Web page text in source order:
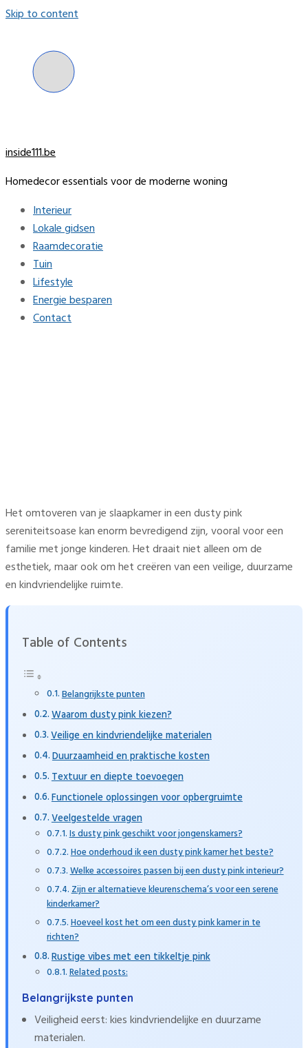
Skip to content
inside111.be
Homedecor essentials voor de moderne woning
Interieur
Lokale gidsen
Raamdecoratie
Tuin
Lifestyle
Energie besparen
Contact
Het omtoveren van je slaapkamer in een dusty pink
sereniteitsoase kan enorm bevredigend zijn, vooral voor een
familie met jonge kinderen. Het draait niet alleen om de
esthetiek, maar ook om het creëren van een veilige, duurzame
en kindvriendelijke ruimte.
Table of Contents
Belangrijkste punten
Waarom dusty pink kiezen?
Veilige en kindvriendelijke materialen
Duurzaamheid en praktische kosten
Textuur en diepte toevoegen
Functionele oplossingen voor opbergruimte
Veelgestelde vragen
Is dusty pink geschikt voor jongenskamers?
Hoe onderhoud ik een dusty pink kamer het beste?
Welke accessoires passen bij een dusty pink interieur?
Zijn er alternatieve kleurenschema’s voor een serene
kinderkamer?
Hoeveel kost het om een dusty pink kamer in te
richten?
Rustige vibes met een tikkeltje pink
Related posts:
Belangrijkste punten
Veiligheid eerst: kies kindvriendelijke en duurzame
materialen.